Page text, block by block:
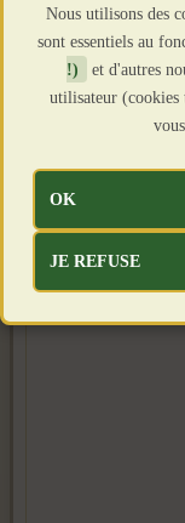
Nous utilisons des
sont essentiels au
!)
et d'autres
utilisateur (cookies
OK
JE REFUSE